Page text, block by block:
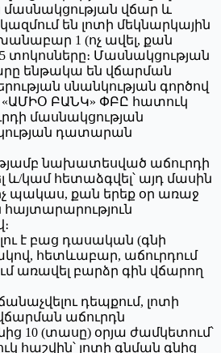
մասնակցության վճար և
են լոտի մեկնարկային
1 (ոչ ավել, քան
տոկոսները։ Մասնակցության
ենթակա են վճարման
սնանկության գործով
«ԱՄԻՕ ԲԱՆԿ» ՓԲԸ հատուկ
մասնակցության
դատարան
նախատեսված աճուրդի
և/կամ հետաձգվել՝ այդ մասին
պակաս, քան երեք օր առաջ
է բաց դասական (գնի
հետևաբար, աճուրդում
առավել բարձր գին վճարող
դեպքում, լոտի
աճուրդն
10 (տասը) օրյա ժամկետում՝
հաշվին՝ լոտի գնման գնից